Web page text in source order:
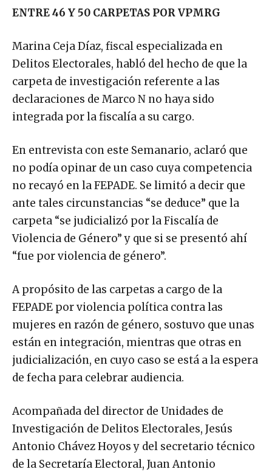
ENTRE 46 Y 50 CARPETAS POR VPMRG
Marina Ceja Díaz, fiscal especializada en
Delitos Electorales, habló del hecho de que la
carpeta de investigación referente a las
declaraciones de Marco N no haya sido
integrada por la fiscalía a su cargo.
En entrevista con este Semanario, aclaró que
no podía opinar de un caso cuya competencia
no recayó en la FEPADE. Se limitó a decir que
ante tales circunstancias “se deduce” que la
carpeta “se judicializó por la Fiscalía de
Violencia de Género” y que si se presentó ahí
“fue por violencia de género”.
A propósito de las carpetas a cargo de la
FEPADE por violencia política contra las
mujeres en razón de género, sostuvo que unas
están en integración, mientras que otras en
judicialización, en cuyo caso se está a la espera
de fecha para celebrar audiencia.
Acompañada del director de Unidades de
Investigación de Delitos Electorales, Jesús
Antonio Chávez Hoyos y del secretario técnico
de la Secretaría Electoral, Juan Antonio